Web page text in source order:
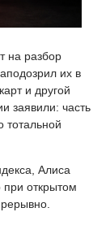
на разбор
их в
и другой
заявили: часть
тотальной
Алиса
при открытом